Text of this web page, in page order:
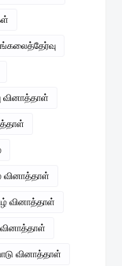
வினாத்தாள்
வினாத்தாள்
வினாத்தாள்
வினாத்தாள்
வினாத்தாள்